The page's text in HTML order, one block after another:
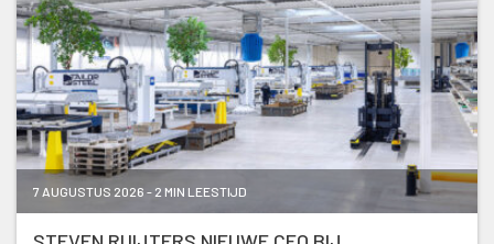
7 AUGUSTUS 2026 - 2 MIN LEESTIJD